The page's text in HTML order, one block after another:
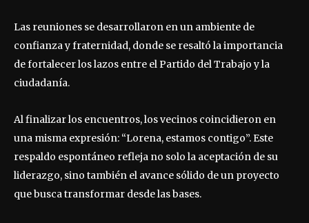
Las reuniones se desarrollaron en un ambiente de
confianza y fraternidad, donde se resaltó la importancia
de fortalecer los lazos entre el Partido del Trabajo y la
ciudadanía.
Al finalizar los encuentros, los vecinos coincidieron en
una misma expresión: “Lorena, estamos contigo”. Este
respaldo espontáneo refleja no solo la aceptación de su
liderazgo, sino también el avance sólido de un proyecto
que busca transformar desde las bases.